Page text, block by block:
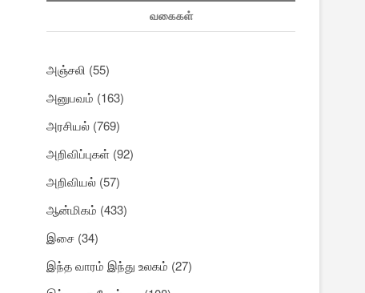
வகைகள்
அஞ்சலி (55)
அனுபவம் (163)
அரசியல் (769)
அறிவிப்புகள் (92)
அறிவியல் (57)
ஆன்மிகம் (433)
இசை (34)
இந்த வாரம் இந்து உலகம் (27)